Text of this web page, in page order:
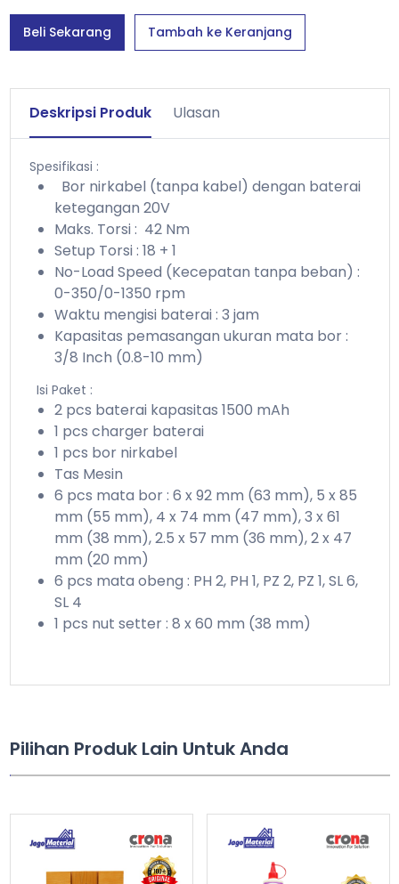
Beli Sekarang Tambah ke Keranjang
Deskripsi Produk Ulasan
Spesifikasi :
Bor nirkabel (tanpa kabel) dengan baterai
ketegangan 20V
Maks. Torsi : 42 Nm
Setup Torsi : 18 + 1
No-Load Speed (Kecepatan tanpa beban) :
0-350/0-1350 rpm
Waktu mengisi baterai : 3 jam
Kapasitas pemasangan ukuran mata bor :
3/8 Inch (0.8-10 mm)
Isi Paket :
2 pcs baterai kapasitas 1500 mAh
1 pcs charger baterai
1 pcs bor nirkabel
Tas Mesin
6 pcs mata bor : 6 x 92 mm (63 mm), 5 x 85
mm (55 mm), 4 x 74 mm (47 mm), 3 x 61
mm (38 mm), 2.5 x 57 mm (36 mm), 2 x 47
mm (20 mm)
6 pcs mata obeng : PH 2, PH 1, PZ 2, PZ 1, SL 6,
SL 4
1 pcs nut setter : 8 x 60 mm (38 mm)
Pilihan Produk Lain Untuk Anda